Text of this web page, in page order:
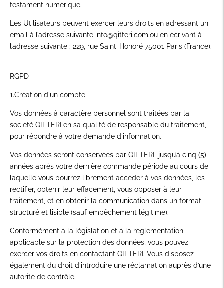
testament numérique.
Les Utilisateurs peuvent exercer leurs droits en adressant un
email à l’adresse suivante info@qitteri.com.ou en écrivant à
l’adresse suivante : 229, rue Saint-Honoré 75001 Paris (France).
RGPD
1.Création d'un compte
Vos données à caractère personnel sont traitées par la
société QITTERI en sa qualité de responsable du traitement,
pour répondre à votre demande d’information.
Vos données seront conservées par QITTERI jusqu’à cinq (5)
années après votre dernière commande période au cours de
laquelle vous pourrez librement accéder à vos données, les
rectifier, obtenir leur effacement, vous opposer à leur
traitement, et en obtenir la communication dans un format
structuré et lisible (sauf empêchement légitime).
Conformément à la législation et à la réglementation
applicable sur la protection des données, vous pouvez
exercer vos droits en contactant QITTERI. Vous disposez
également du droit d’introduire une réclamation auprès d’une
autorité de contrôle.